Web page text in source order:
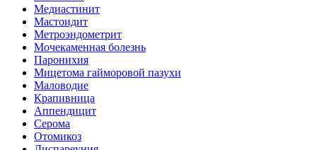
Медиастинит
Мастоидит
Метроэндометрит
Мочекаменная болезнь
Паронихия
Мицетома гайморовой пазухи
Маловодие
Крапивница
Аппендицит
Серома
Отомикоз